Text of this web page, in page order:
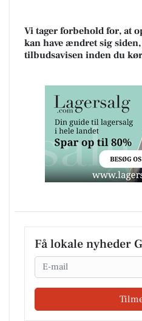
Vi tager forbehold for, at
kan have ændret sig
tilbudsavisen inden du
Få lokale nyheder
Email